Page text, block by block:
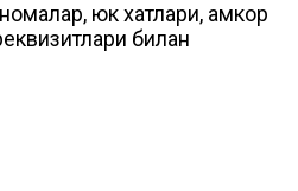
юк хатлари, ҳамкор
билан